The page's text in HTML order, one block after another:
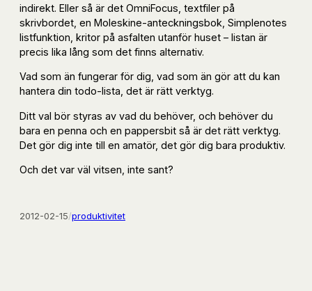
indirekt. Eller så är det OmniFocus, textfiler på
skrivbordet, en Moleskine-anteckningsbok, Simplenotes
listfunktion, kritor på asfalten utanför huset – listan är
precis lika lång som det finns alternativ.
Vad som än fungerar för dig, vad som än gör att du kan
hantera din todo-lista, det är rätt verktyg.
Ditt val bör styras av vad du behöver, och behöver du
bara en penna och en pappersbit så är det rätt verktyg.
Det gör dig inte till en amatör, det gör dig bara produktiv.
Och det var väl vitsen, inte sant?
2012-02-15/produktivitet